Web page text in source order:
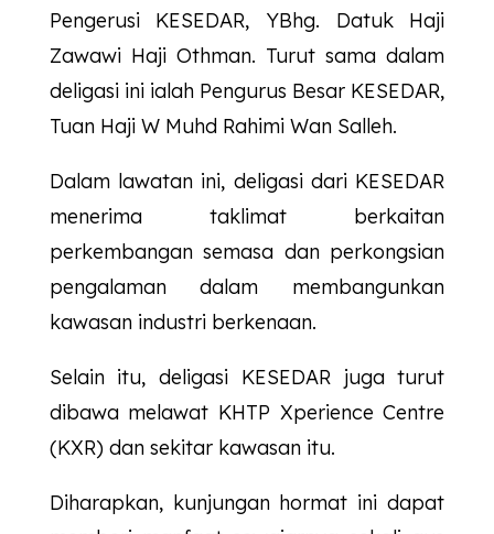
Pengerusi KESEDAR, YBhg. Datuk Haji
Zawawi Haji Othman. Turut sama dalam
deligasi ini ialah Pengurus Besar KESEDAR,
Tuan Haji W Muhd Rahimi Wan Salleh.
Dalam lawatan ini, deligasi dari KESEDAR
menerima taklimat berkaitan
perkembangan semasa dan perkongsian
pengalaman dalam membangunkan
kawasan industri berkenaan.
Selain itu, deligasi KESEDARjuga turut
dibawa melawat KHTP Xperience Centre
(KXR) dan sekitar kawasan itu.
Diharapkan, kunjungan hormat ini dapat